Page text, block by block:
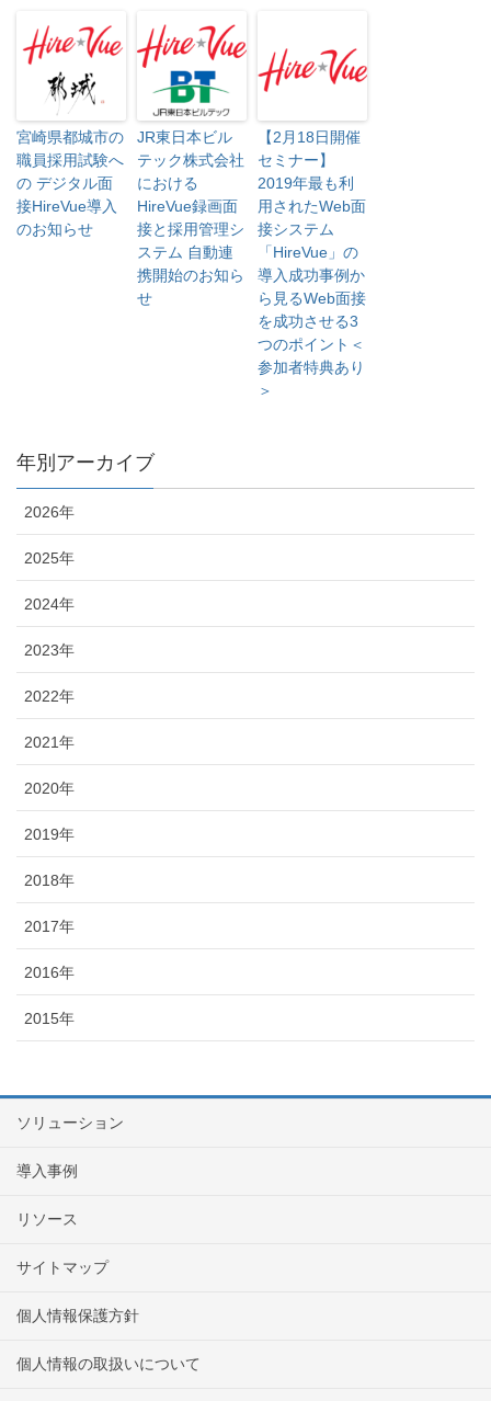
宮崎県都城市の
職員採用試験へ
の デジタル面
接HireVue導入
のお知らせ
JR東日本ビル
テック株式会社
における
HireVue録画面
接と採用管理シ
ステム 自動連
携開始のお知ら
せ
【2月18日開催
セミナー】
2019年最も利
用されたWeb面
接システム
「HireVue」の
導入成功事例か
ら見るWeb面接
を成功させる3
つのポイント＜
参加者特典あり
＞
年別アーカイブ
2026年
2025年
2024年
2023年
2022年
2021年
2020年
2019年
2018年
2017年
2016年
2015年
ソリューション
導入事例
リソース
サイトマップ
個人情報保護方針
個人情報の取扱いについて